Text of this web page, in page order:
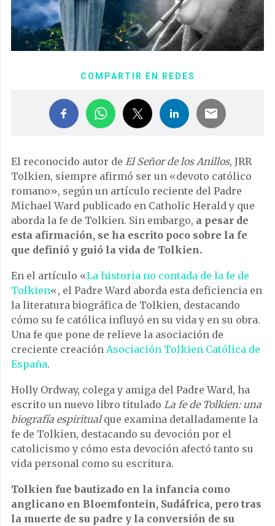
COMPARTIR EN REDES
El reconocido autor de El Señor de los Anillos, JRR
Tolkien, siempre afirmó ser un «devoto católico
romano», según un artículo reciente del Padre
Michael Ward publicado en Catholic Herald y que
aborda la fe de Tolkien. Sin embargo, a pesar de
esta afirmación, se ha escrito poco sobre la fe
que definió y guió la vida de Tolkien.
En el artículo «La historia no contada de la fe de
Tolkien«, el Padre Ward aborda esta deficiencia en
la literatura biográfica de Tolkien, destacando
cómo su fe católica influyó en su vida y en su obra.
Una fe que pone de relieve la asociación de
creciente creación Asociación Tolkien Católica de
España.
Holly Ordway, colega y amiga del Padre Ward, ha
escrito un nuevo libro titulado La fe de Tolkien: una
biografía espiritualque examina detalladamente la
fe de Tolkien, destacando su devoción por el
catolicismo y cómo esta devoción afectó tanto su
vida personal como su escritura.
Tolkien fue bautizado en la infancia como
anglicano en Bloemfontein, Sudáfrica, pero tras
la muerte de su padre y la conversión de su